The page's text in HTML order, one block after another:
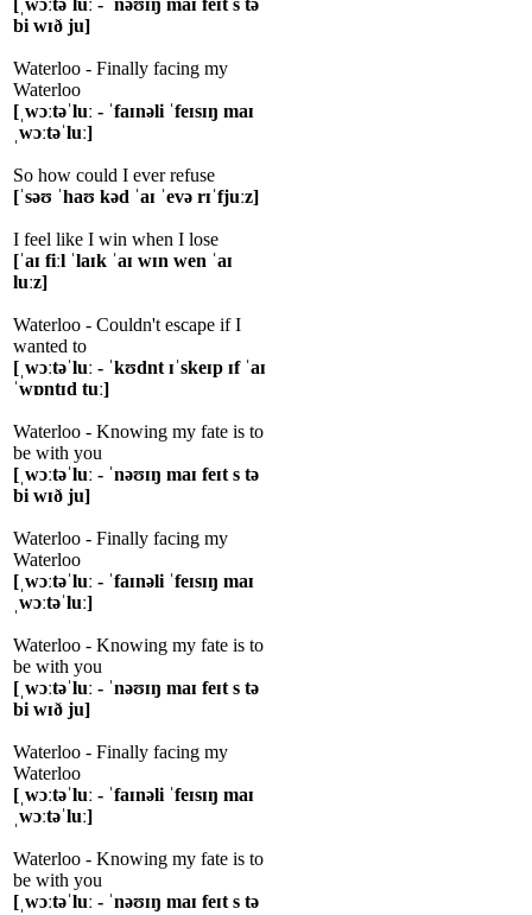
bi wɪð ju]
Waterloo - Finally facing my
Waterloo
[ˌwɔːtəˈluː - ˈfaɪnəli ˈfeɪsɪŋ maɪ
ˌwɔːtəˈluː]
So how could I ever refuse
[ˈsəʊ ˈhaʊ kəd ˈaɪ ˈevə rɪˈfjuːz]
I feel like I win when I lose
[ˈaɪ fiːl ˈlaɪk ˈaɪ wɪn wen ˈaɪ
luːz]
Waterloo - Couldn't escape if I
wanted to
[ˌwɔːtəˈluː - ˈkʊdnt ɪˈskeɪp ɪf ˈaɪ
ˈwɒntɪd tuː]
Waterloo - Knowing my fate is to
be with you
[ˌwɔːtəˈluː - ˈnəʊɪŋ maɪ feɪt s tə
bi wɪð ju]
Waterloo - Finally facing my
Waterloo
[ˌwɔːtəˈluː - ˈfaɪnəli ˈfeɪsɪŋ maɪ
ˌwɔːtəˈluː]
Waterloo - Knowing my fate is to
be with you
[ˌwɔːtəˈluː - ˈnəʊɪŋ maɪ feɪt s tə
bi wɪð ju]
Waterloo - Finally facing my
Waterloo
[ˌwɔːtəˈluː - ˈfaɪnəli ˈfeɪsɪŋ maɪ
ˌwɔːtəˈluː]
Waterloo - Knowing my fate is to
be with you
[ˌwɔːtəˈluː - ˈnəʊɪŋ maɪ feɪt s tə